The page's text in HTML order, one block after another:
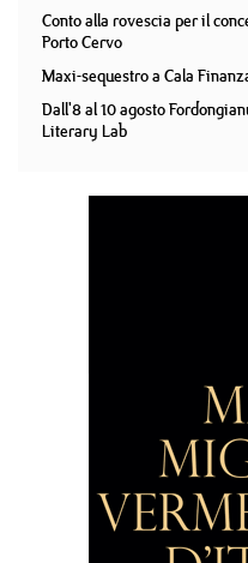
Conto alla rovescia per il
Porto Cervo
Maxi-sequestro a Cala
Dall'8 al 10 agosto
Literary Lab